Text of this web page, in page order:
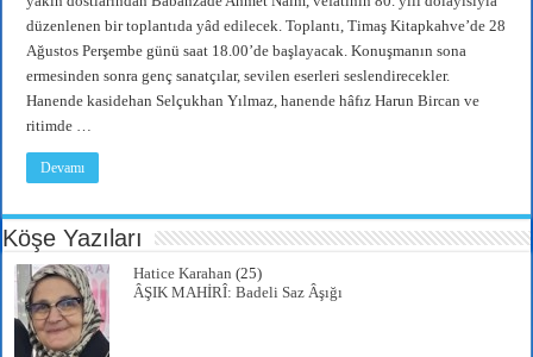
düzenlenen bir toplantıda yâd edilecek. Toplantı, Timaş Kitapkahve’de 28
Ağustos Perşembe günü saat 18.00’de başlayacak. Konuşmanın sona
ermesinden sonra genç sanatçılar, sevilen eserleri seslendirecekler.
Hanende kasidehan Selçukhan Yılmaz, hanende hâfız Harun Bircan ve
ritimde …
Devamı
Köşe Yazıları
Hatice Karahan (25)
ÂŞIK MAHİRÎ: Badeli Saz Âşığı